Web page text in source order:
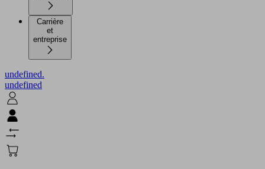
Carrière
et
entreprise
undefined.
undefined